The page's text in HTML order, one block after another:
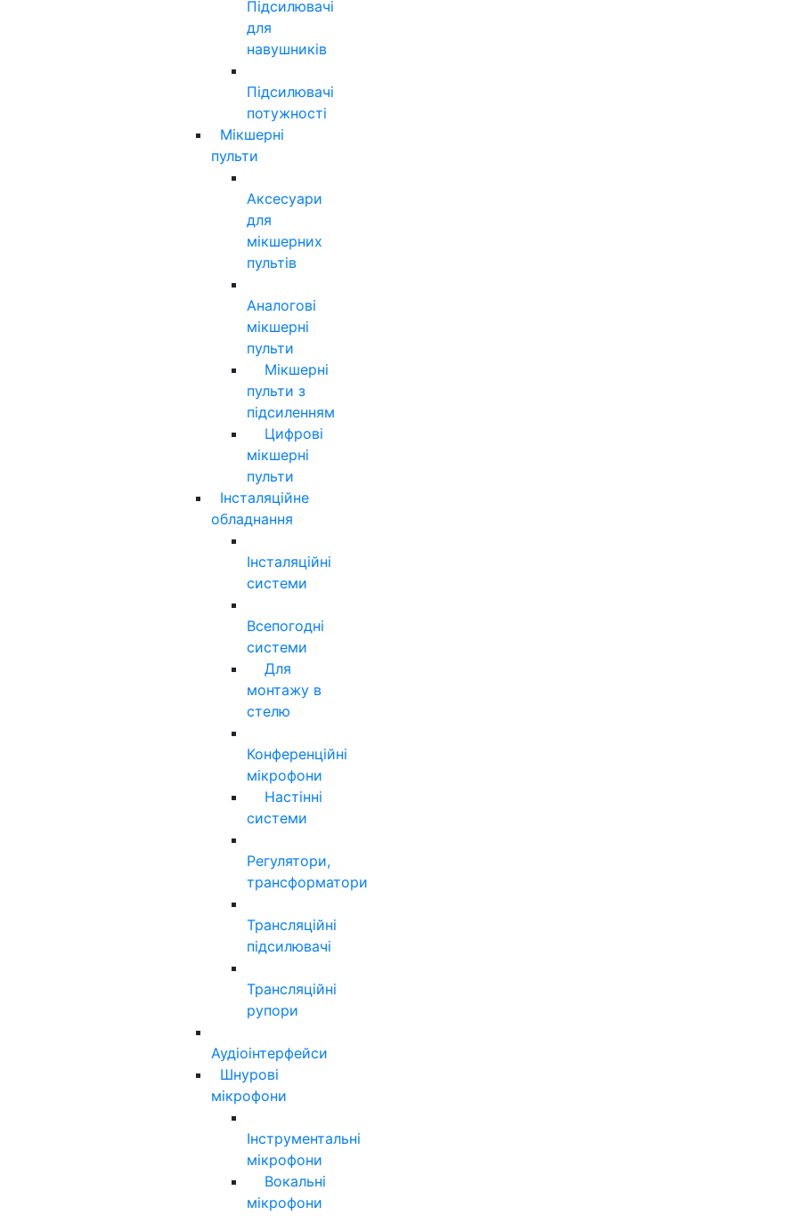
Підсилювачі
для
навушників
Підсилювачі
потужності
Мікшерні
пульти
Аксесуари
для
мікшерних
пультів
Аналогові
мікшерні
пульти
Мікшерні
пульти з
підсиленням
Цифрові
мікшерні
пульти
Інсталяційне
обладнання
Інсталяційні
системи
Всепогодні
системи
Для
монтажу в
стелю
Конференційні
мікрофони
Настінні
системи
Регулятори,
трансформатори
Трансляційні
підсилювачі
Трансляційні
рупори
Аудіоінтерфейси
Шнурові
мікрофони
Інструментальні
мікрофони
Вокальні
мікрофони